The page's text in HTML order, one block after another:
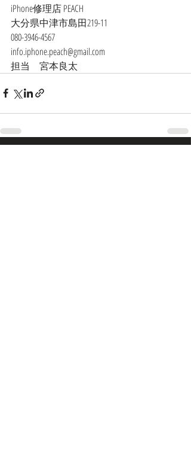
iPhone修理店 PEACH
大分県中津市島田219-11
080-3946-4567
info.iphone.peach@gmail.com
担当　宮本良太